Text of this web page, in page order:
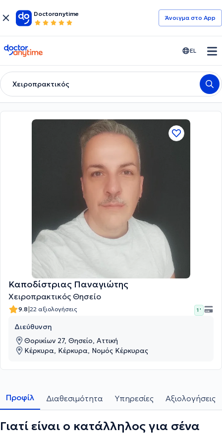
Doctoranytime
Άνοιγμα στο App
doctoranytime EL
Χειροπρακτικός
Καποδίστριας Παναγιώτης
Χειροπρακτικός Θησείο
9.8|22 αξιολογήσεις 1 '
Διεύθυνση
Θορικίων 27, Θησείο, Αττική
Κέρκυρα, Κέρκυρα, Νομός Κέρκυρας
Προφίλ Διαθεσιμότητα Υπηρεσίες Αξιολογήσεις
Γιατί είναι ο κατάλληλος για σένα